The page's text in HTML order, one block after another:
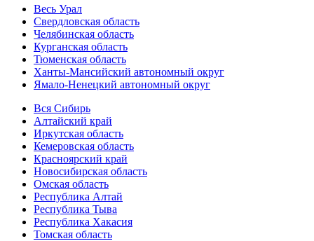
Весь Урал
Свердловская область
Челябинская область
Курганская область
Тюменская область
Ханты-Мансийский автономный округ
Ямало-Ненецкий автономный округ
Вся Сибирь
Алтайский край
Иркутская область
Кемеровская область
Красноярский край
Новосибирская область
Омская область
Республика Алтай
Республика Тыва
Республика Хакасия
Томская область